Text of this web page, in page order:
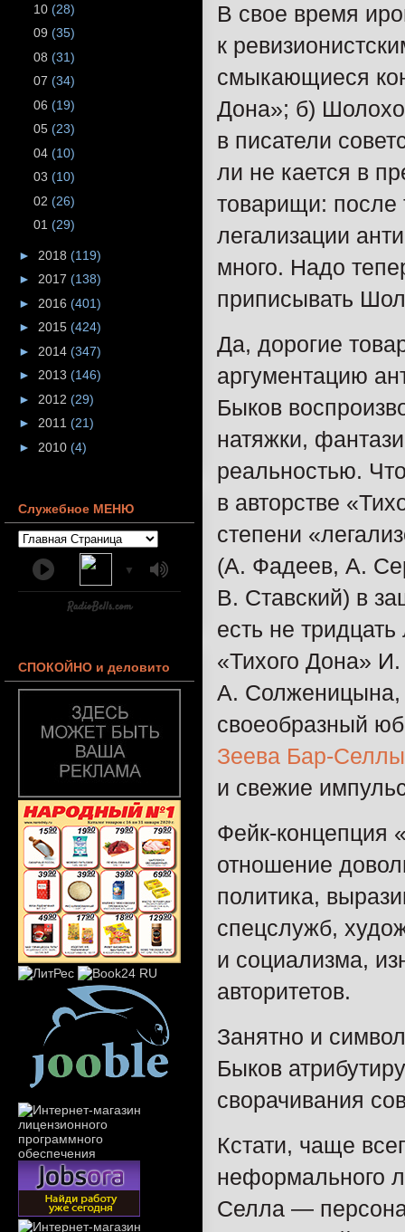
В свое время
к
смыкающиеся
Дона»; б)
в писатели
ли не кается в
товарищи: после
легализации
много. Надо
приписывать
Да, дорогие
аргументацию
Быков
натяжки,
реальностью.
в авторстве
степени
(А. Фадеев, А.
В. Ставский) в
есть не
«Тихого Дона»
А. Солженицына,
своеобразный
Зеева Бар-Селлы
и свежие
Фейк-концепция
отношение
политика,
спецслужб,
и социализма,
авторитетов.
Занятно и
Быков
сворачивания
Кстати, чаще
неформального
Селла —
10 (28)
09 (35)
08 (31)
07 (34)
06 (19)
05 (23)
04 (10)
03 (10)
02 (26)
01 (29)
► 2018 (119)
► 2017 (138)
► 2016 (401)
► 2015 (424)
► 2014 (347)
► 2013 (146)
► 2012 (29)
► 2011 (21)
► 2010 (4)
Служебное МЕНЮ
▼
СПОКОЙНО и деловито